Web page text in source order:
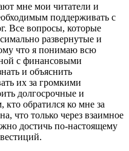
мне мои читатели и
поддерживать с
Все вопросы, которые
развернутые и
что я понимаю всю
с финансовыми
и объяснить
их за громкими
долгосрочные и
обратился ко мне за
что только через взаимное
достичь по-настоящему